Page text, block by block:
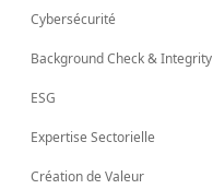
Cybersécurité
Background Check & Integrity
ESG
Expertise Sectorielle
Création de Valeur